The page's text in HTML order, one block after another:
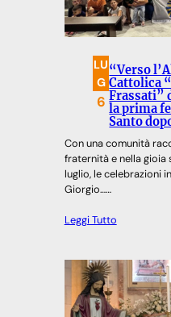
LU
G
6
“Verso
Cattolica
Frassati”
la prima
Santo
Con una comunità
fraternità e nella gioia
luglio, le celebrazioni
Giorgio……
Leggi Tutto